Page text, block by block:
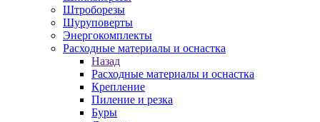
Штроборезы
Шуруповерты
Энергокомплекты
Расходные материалы и оснастка
Назад
Расходные материалы и оснастка
Крепление
Пиление и резка
Буры